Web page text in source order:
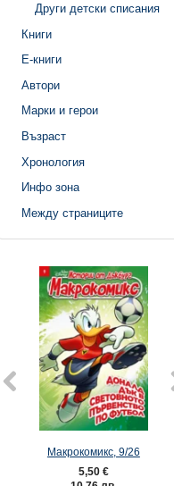
Други детски списания
Книги
Е-книги
Автори
Марки и герои
Възраст
Хронология
Инфо зона
Между страниците
Макрокомикс, 9/26
5,50 €